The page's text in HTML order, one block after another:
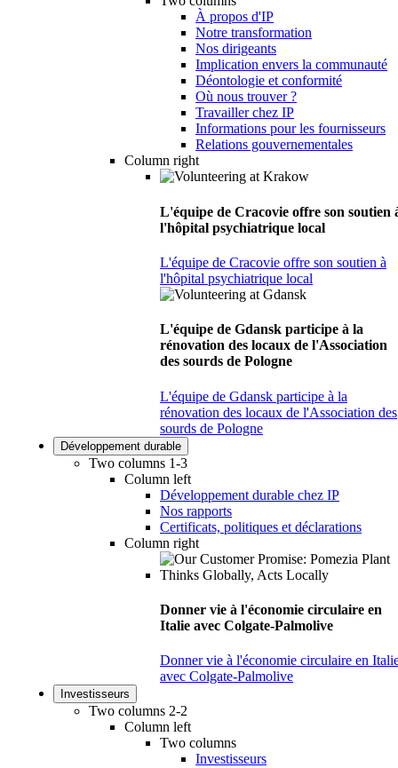
À propos d'IP
Notre transformation
Nos dirigeants
Implication envers la communauté
Déontologie et conformité
Où nous trouver ?
Travailler chez IP
Informations pour les fournisseurs
Relations gouvernementales
Column right
L'équipe de Cracovie offre son soutien
l'hôpital psychiatrique local
L'équipe de Cracovie offre son soutien à
l'hôpital psychiatrique local
L'équipe de Gdansk participe à la
rénovation des locaux de l'Association
des sourds de Pologne
L'équipe de Gdansk participe à la
rénovation des locaux de l'Association des
sourds de Pologne
Développement durable
Two columns 1-3
Column left
Développement durable chez IP
Nos rapports
Certificats, politiques et déclarations
Column right
Donner vie à l'économie circulaire en
Italie avec Colgate-Palmolive
Donner vie à l'économie circulaire en
avec Colgate-Palmolive
Investisseurs
Two columns 2-2
Column left
Two columns
Investisseurs